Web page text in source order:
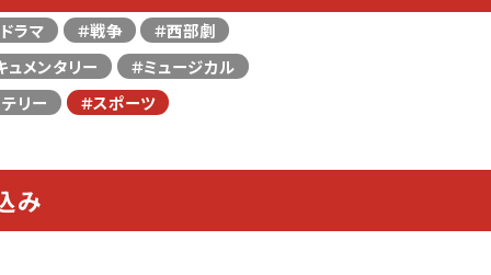
ラマ ＃戦争
＃西部劇
ュメンタリー
＃ミュージカル
リー
＃スポーツ
み